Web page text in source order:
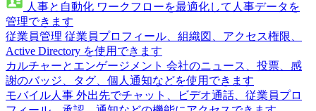
人事と自動化 ワークフローを最適化して人事データを
管理できます
従業員管理 従業員プロフィール、組織図、アクセス権限、
Active Directory を使用できます
カルチャーとエンゲージメント 会社のニュース、投票、感
謝のバッジ、タグ、個人通知などを使用できます
モバイル人事 外出先でチャット、ビデオ通話、従業員プロ